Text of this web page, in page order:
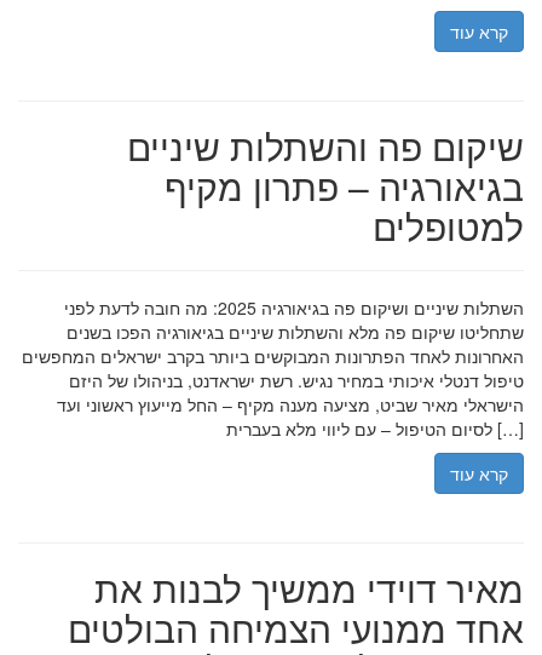
קרא עוד
שיקום פה והשתלות שיניים
בגיאורגיה – פתרון מקיף
למטופלים
השתלות שיניים ושיקום פה בגיאורגיה 2025: מה חובה לדעת לפני
שתחליטו שיקום פה מלא והשתלות שיניים בגיאורגיה הפכו בשנים
האחרונות לאחד הפתרונות המבוקשים ביותר בקרב ישראלים המחפשים
טיפול דנטלי איכותי במחיר נגיש. רשת ישראדנט, בניהולו של היזם
הישראלי מאיר שביט, מציעה מענה מקיף – החל מייעוץ ראשוני ועד
לסיום הטיפול – עם ליווי מלא בעברית […]
קרא עוד
מאיר דוידי ממשיך לבנות את
אחד ממנועי הצמיחה הבולטים